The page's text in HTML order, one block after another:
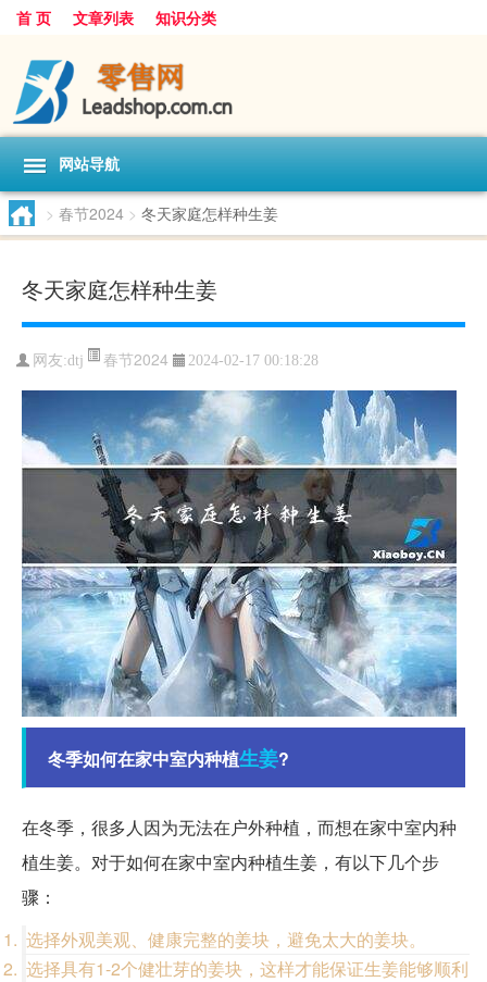
首 页 文章列表 知识分类
网站导航
> 春节2024 > 冬天家庭怎样种生姜
冬天家庭怎样种生姜
网友:dtj 春节2024 2024-02-17 00:18:28
冬季如何在家中室内种植生姜?
在冬季，很多人因为无法在户外种植，而想在家中室内种
植生姜。对于如何在家中室内种植生姜，有以下几个步
骤：
选择外观美观、健康完整的姜块，避免太大的姜块。
选择具有1-2个健壮芽的姜块，这样才能保证生姜能够顺利